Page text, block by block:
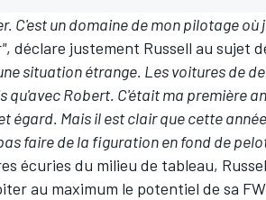
C'est un domaine de mon pilotage où
, déclare justement Russell au sujet
situation étrange. Les voitures de
Robert. C'était ma première
égard. Mais il est clair que cette
faire de la figuration en fond de
écuries du milieu de tableau,
au maximum le potentiel de sa